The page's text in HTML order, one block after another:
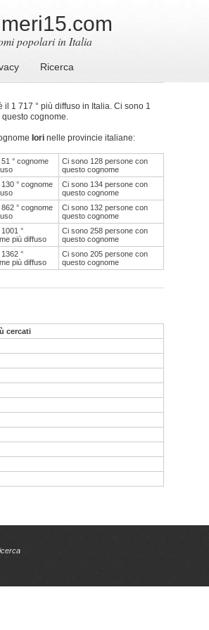
popolari in Italia
Ricerca
il 1 717 ° più diffuso in Italia. Ci sono 1
cognome.
Iori nelle provincie italiane:
51 ° cognome
Ci sono 128 persone con
questo cognome
130 ° cognome
Ci sono 134 persone con
questo cognome
862 ° cognome
Ci sono 132 persone con
questo cognome
°
più diffuso
Ci sono 258 persone con
questo cognome
°
più diffuso
Ci sono 205 persone con
questo cognome
cercati